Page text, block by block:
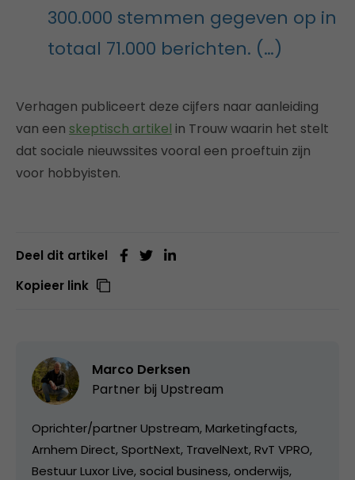
300.000 stemmen gegeven op in
totaal 71.000 berichten. (…)
Verhagen publiceert deze cijfers naar aanleiding
van een skeptisch artikel in Trouw waarin het stelt
dat sociale nieuwssites vooral een proeftuin zijn
voor hobbyisten.
Deel dit artikel
Kopieer link
Marco Derksen
Partner bij Upstream
Oprichter/partner Upstream, Marketingfacts,
Arnhem Direct, SportNext, TravelNext, RvT VPRO,
Bestuur Luxor Live, social business, onderwijs,